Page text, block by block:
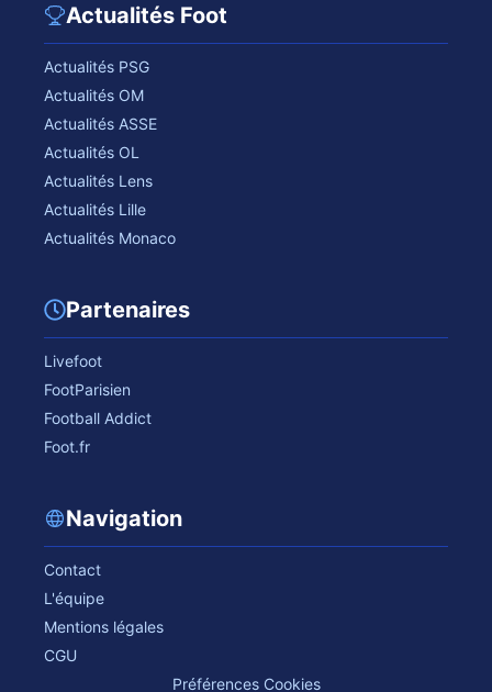
Actualités Foot
Actualités PSG
Actualités OM
Actualités ASSE
Actualités OL
Actualités Lens
Actualités Lille
Actualités Monaco
Partenaires
Livefoot
FootParisien
Football Addict
Foot.fr
Navigation
Contact
L'équipe
Mentions légales
CGU
Préférences Cookies